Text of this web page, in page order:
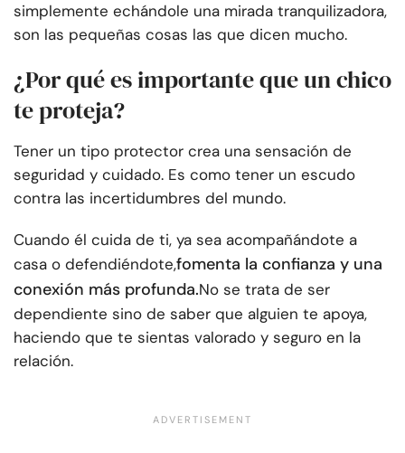
simplemente echándole una mirada tranquilizadora,
son las pequeñas cosas las que dicen mucho.
¿Por qué es importante que un chico
te proteja?
Tener un tipo protector crea una sensación de
seguridad y cuidado. Es como tener un escudo
contra las incertidumbres del mundo.
Cuando él cuida de ti, ya sea acompañándote a
casa o defendiéndote,fomenta la confianza y una
conexión más profunda.No se trata de ser
dependiente sino de saber que alguien te apoya,
haciendo que te sientas valorado y seguro en la
relación.